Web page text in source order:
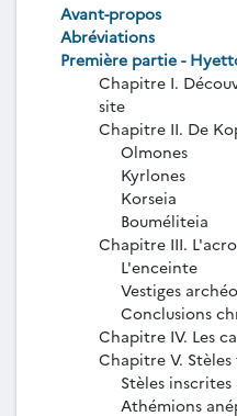
Avant-propos
Abréviations
Première partie -
Chapitre I.
site
Chapitre II. De
Olmones
Kyrlones
Korseia
Bouméliteia
Chapitre III.
L'enceinte
Vestiges
Conclusions
Chapitre IV. Les
Chapitre V.
Stèles inscrites
Athémions